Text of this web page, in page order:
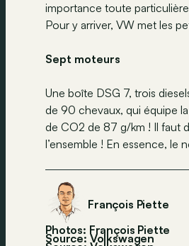
importance toute
Pour y arriver, VW met les
Sept moteurs
Une boîte DSG 7, trois
de 90 chevaux, qui équipe
de CO2 de 87 g/km ! Il faut
l’ensemble ! En essence, le
François Piette
Photos: François Piette
Source: Volkswagen